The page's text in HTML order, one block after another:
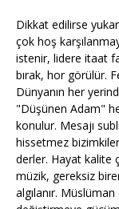
Dikkat edilirse
çok hoş
istenir, lidere itaat
bırak, hor görülür.
Dünyanın her
"Düşünen Adam"
konulur. Mesajı
hissetmez
derler. Hayat kalite
müzik, gereksiz
algılanır.